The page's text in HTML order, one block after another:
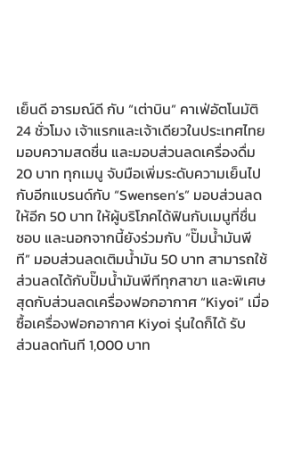
เย็นดี อารมณ์ดี กับ “เต่าบิน” คาเฟ่อัตโนมัติ
24 ชั่วโมง เจ้าแรกและเจ้าเดียวในประเทศไทย
มอบความสดชื่น และมอบส่วนลดเครื่องดื่ม
20 บาท ทุกเมนู จับมือเพิ่มระดับความเย็นไป
กับอีกแบรนด์กับ “Swensen’s” มอบส่วนลด
ให้อีก 50 บาท ให้ผู้บริโภคได้ฟินกับเมนูที่ชื่น
ชอบ และนอกจากนี้ยังร่วมกับ “ปั๊มน้ำมันพี
ที” มอบส่วนลดเติมน้ำมัน 50 บาท สามารถใช้
ส่วนลดได้กับปั๊มน้ำมันพีทีทุกสาขา และพิเศษ
สุดกับส่วนลดเครื่องฟอกอากาศ “Kiyoi” เมื่อ
ซื้อเครื่องฟอกอากาศ Kiyoi รุ่นใดก็ได้ รับ
ส่วนลดทันที 1,000 บาท